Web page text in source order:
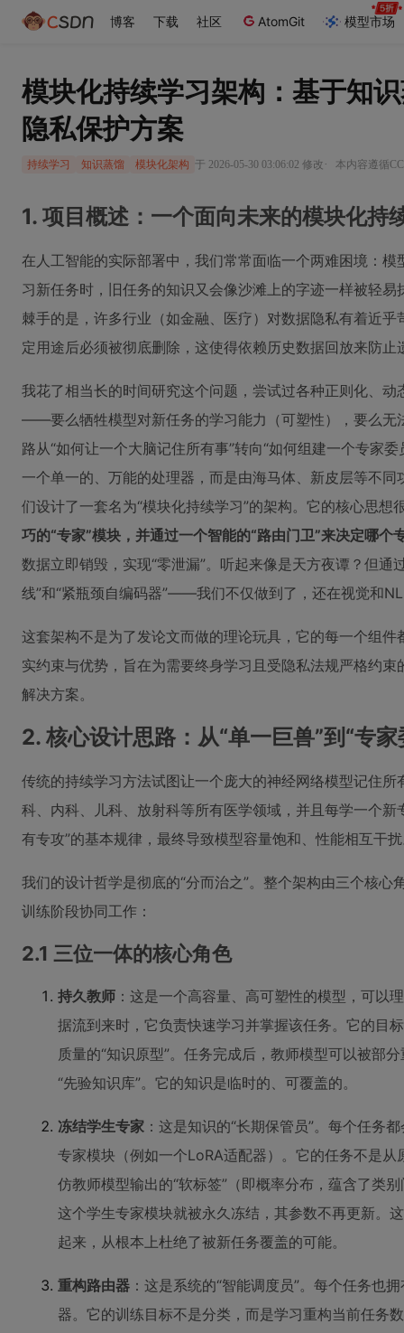
博客 下载 社区 AtomGit 模型市场
模块化持续学习架构：基于知
隐私保护方案
持续学习 知识蒸馏 模块化架构 于 2026-05-30 03:06:02 修改 · 本内容遵循
1. 项目概述：一个面向未来的模块化持
在人工智能的实际部署中，我们常常面临一个两难困境：
习新任务时，旧任务的知识又会像沙滩上的字迹一样被轻易
棘手的是，许多行业（如金融、医疗）对数据隐私有着近
定用途后必须被彻底删除，这使得依赖历史数据回放来防
我花了相当长的时间研究这个问题，尝试过各种正则化、动
——要么牺牲模型对新任务的学习能力（可塑性），要么无
路从“如何让一个大脑记住所有事”转向“如何组建一个专家
一个单一的、万能的处理器，而是由海马体、新皮层等不
们设计了一套名为“模块化持续学习”的架构。它的核心思想
巧的“专家”模块，并通过一个智能的“路由门卫”来决定哪个
数据立即销毁，实现“零泄漏”。听起来像是天方夜谭？但
线”和“紧瓶颈自编码器”——我们不仅做到了，还在视觉和
这套架构不是为了发论文而做的理论玩具，它的每一个组
实约束与优势，旨在为需要终身学习且受隐私法规严格约
解决方案。
2. 核心设计思路：从“单一巨兽”到“专家
传统的持续学习方法试图让一个庞大的神经网络模型记住
科、内科、儿科、放射科等所有医学领域，并且每学一个
有专攻”的基本规律，最终导致模型容量饱和、性能相互干
我们的设计哲学是彻底的“分而治之”。整个架构由三个核心
训练阶段协同工作：
2.1 三位一体的核心角色
持久教师 ：这是一个高容量、高可塑性的模型，可以
据流到来时，它负责快速学习并掌握该任务。它的目
质量的“知识原型”。任务完成后，教师模型可以被部
“先验知识库”。它的知识是临时的、可覆盖的。
冻结学生专家 ：这是知识的“长期保管员”。每个任务
专家模块（例如一个LoRA适配器）。它的任务不是从
仿教师模型输出的“软标签”（即概率分布，蕴含了类
这个学生专家模块就被永久冻结，其参数不再更新。
起来，从根本上杜绝了被新任务覆盖的可能。
重构路由器 ：这是系统的“智能调度员”。每个任务也
器。它的训练目标不是分类，而是学习重构当前任务